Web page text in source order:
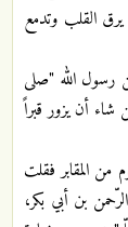
يرق القلب وتدمع
رسول الله "صلى
شاء أن يزور قبراً
المقابر فقلت
بن أبي بكر،